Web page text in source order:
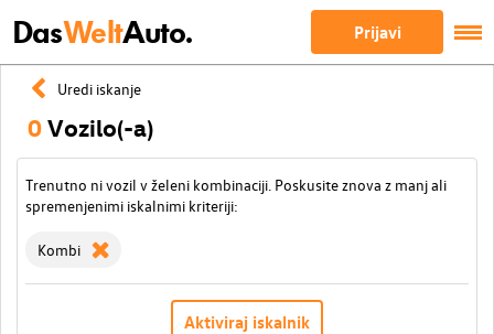
DasWeltAuto. Prijavi
Uredi iskanje
0Vozilo(-a)
Trenutno ni vozil v želeni kombinaciji. Poskusite znova z manj ali
spremenjenimi iskalnimi kriteriji:
Kombi
Aktiviraj iskalnik